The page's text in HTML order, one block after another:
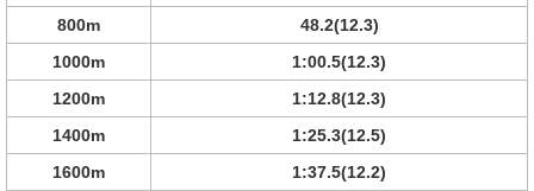
800m
48.2(12.3)
1000m
1:00.5(12.3)
1200m
1:12.8(12.3)
1400m
1:25.3(12.5)
1600m
1:37.5(12.2)